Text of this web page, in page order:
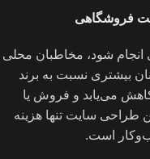
فروشگاهی
شود، مخاطبان محلی
بیشتری نسبت به برند
می‌یابد و فروش یا
طراحی سایت تنها هزینه
است.